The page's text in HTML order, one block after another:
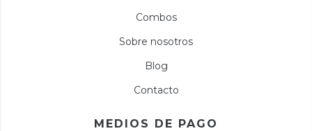
Combos
Sobre nosotros
Blog
Contacto
MEDIOS DE PAGO